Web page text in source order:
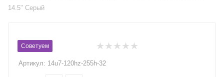
14.5" Серый
Советуем
Артикул: 14u7-120hz-255h-32